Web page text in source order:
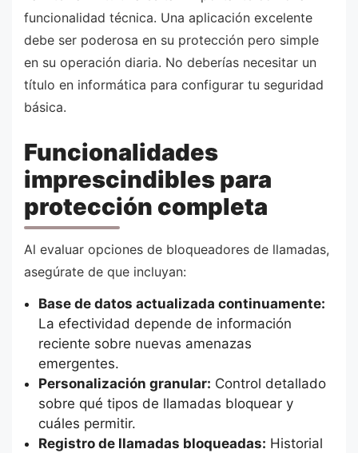
funcionalidad técnica. Una aplicación excelente
debe ser poderosa en su protección pero simple
en su operación diaria. No deberías necesitar un
título en informática para configurar tu seguridad
básica.
Funcionalidades
imprescindibles para
protección completa
Al evaluar opciones de bloqueadores de llamadas,
asegúrate de que incluyan:
Base de datos actualizada continuamente:
La efectividad depende de información
reciente sobre nuevas amenazas
emergentes.
Personalización granular: Control detallado
sobre qué tipos de llamadas bloquear y
cuáles permitir.
Registro de llamadas bloqueadas: Historial